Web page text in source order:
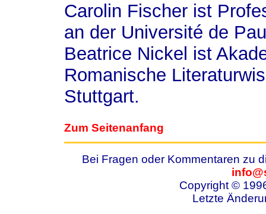
Carolin Fischer ist
an der Université de
Beatrice Nickel ist
Romanische
Stuttgart.
Zum Seitenanfang
Bei Fragen oder Kommentaren zu
Copyright ©
Letzte